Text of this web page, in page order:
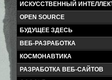
ИСКУССТВЕННЫЙ
OPEN SOURCE
БУДУЩЕЕ ЗДЕСЬ
ВЕБ-РАЗРАБОТКА
КОСМОНАВТИКА
РАЗРАБОТКА ВЕБ-САЙТОВ